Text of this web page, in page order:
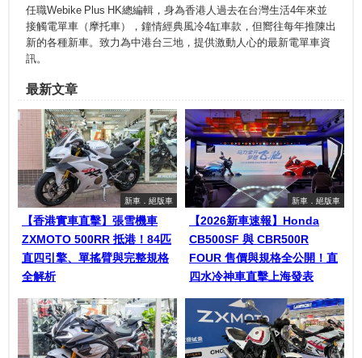
任職Webike Plus HK總編輯，身為香港人過去在台灣生活4年來並
接觸電單車（摩托車），鐘情經典風冷4缸車款，但嚮往每年推陳出
新的各種新車。致力為中港台三地，提供激動人心的最新電單車資
訊。
最新文章
新車．絕版車
【香港實車直擊】張雪機車
ZXMOTO 500RR 抵港！84匹
直四引擎、單搖臂與完整規格
全解析
新車．絕版車
【2026新車速報】Honda
CB500SF 與 CBR500R
FOUR 售價與規格全公開！直
四水冷神車直擊上海發表